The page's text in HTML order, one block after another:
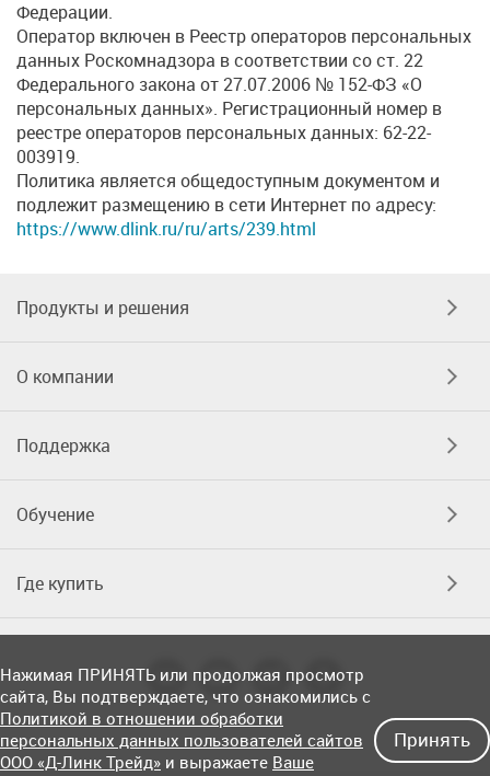
Федерации.
Оператор включен в Реестр операторов персональных
данных Роскомнадзора в соответствии со ст. 22
Федерального закона от 27.07.2006 № 152-ФЗ «О
персональных данных». Регистрационный номер в
реестре операторов персональных данных: 62-22-
003919.
Политика является общедоступным документом и
подлежит размещению в сети Интернет по адресу:
https://www.dlink.ru/ru/arts/239.html
Продукты и решения
О компании
Поддержка
Обучение
Где купить
Нажимая ПРИНЯТЬ или продолжая просмотр
сайта, Вы подтверждаете, что ознакомились с
Политикой в отношении обработки
персональных данных пользователей сайтов
ООО «Д-Линк Трейд» и выражаете Ваше
Принять